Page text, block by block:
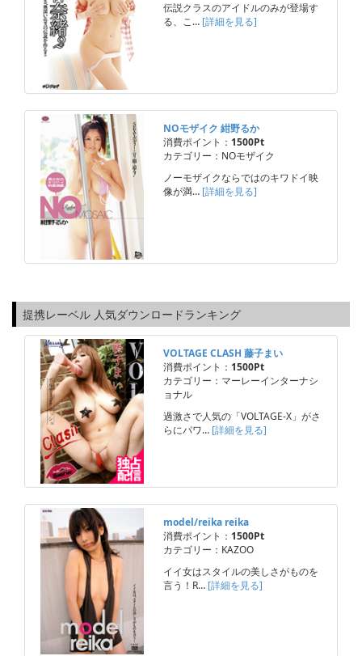
伝説クラスのアイドルのみが登場す
る、こ… [詳細を見る]
NOモザイク 紺野るか
消費ポイント： 1500Pt
カテゴリー：NOモザイク
ノーモザイクならではのキワドイ映
像が満… [詳細を見る]
提携レーベル 人気ダウンロードランキング
VOLTAGE CLASH 藤子まい
消費ポイント： 1500Pt
カテゴリー：マーレーインターナシ
ョナル
過激さで人気の「VOLTAGE-X」がさ
らにパワ… [詳細を見る]
model/reika reika
消費ポイント： 1500Pt
カテゴリー：KAZOO
イイ女はスタイルの美しさがものを
言う！R… [詳細を見る]